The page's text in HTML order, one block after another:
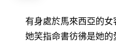
有身處於馬來西亞的
她笑指命書彷彿是她的